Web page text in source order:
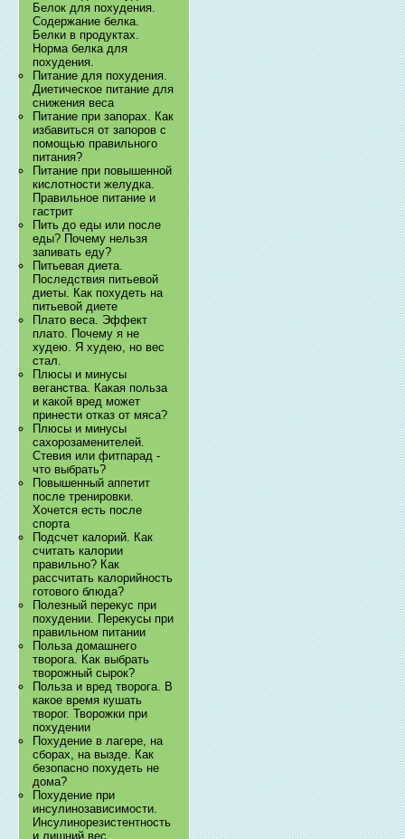
Белок для похудения.
Содержание белка.
Белки в продуктах.
Норма белка для
похудения.
Питание для похудения.
Диетическое питание для
снижения веса
Питание при запорах. Как
избавиться от запоров с
помощью правильного
питания?
Питание при повышенной
кислотности желудка.
Правильное питание и
гастрит
Пить до еды или после
еды? Почему нельзя
запивать еду?
Питьевая диета.
Последствия питьевой
диеты. Как похудеть на
питьевой диете
Плато веса. Эффект
плато. Почему я не
худею. Я худею, но вес
стал.
Плюсы и минусы
веганства. Какая польза
и какой вред может
принести отказ от мяса?
Плюсы и минусы
сахорозаменителей.
Стевия или фитпарад -
что выбрать?
Повышенный аппетит
после тренировки.
Хочется есть после
спорта
Подсчет калорий. Как
считать калории
правильно? Как
рассчитать калорийность
готового блюда?
Полезный перекус при
похудении. Перекусы при
правильном питании
Польза домашнего
творога. Как выбрать
творожный сырок?
Польза и вред творога. В
какое время кушать
творог. Творожки при
похудении
Похудение в лагере, на
сборах, на вызде. Как
безопасно похудеть не
дома?
Похудение при
инсулинозависимости.
Инсулинорезистентность
и лишний вес